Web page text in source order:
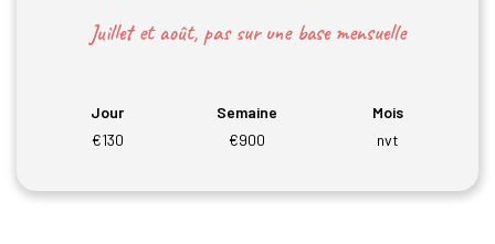
Juillet et août, pas sur une base mensuelle
Jour
€130
Semaine
€900
Mois
nvt